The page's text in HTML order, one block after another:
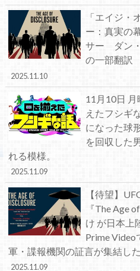
「エイジ・
ー：真実の
サー ダン
の一部翻訳
2025.11.10
11月10日
えたフシギ
になった球
を回収した
れる模様。
2025.11.09
【待望】
『The Age
け が日本上
Prime Video
軍・諜報機関の証言が集結し
2025.11.09